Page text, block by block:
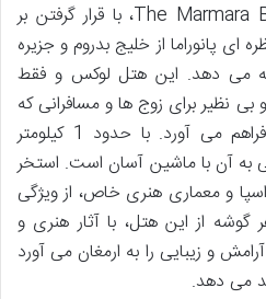
هتل The Marmara Bodrum – Adult Only، با قرار گرفتن بر
پانوراما از خلیج بدروم و جزیره
می دهد. این هتل لوکس و فقط
نظیر برای زوج ها و مسافرانی که
بدون کودکان سفر می کنند، فراهم می آورد. با حدود 1 کیلومتر
به آن با ماشین آسان است. استخر
اسپا و معماری هنری خاص، از ویژگی
از این هتل، با آثار هنری و
و زیبایی را به ارمغان می آورد
می دهد.